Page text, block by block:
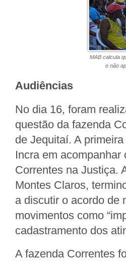
MAB calcula
e não
Audiências
No dia 16, foram
questão da fazenda
de Jequitaí. A
Incra em
Correntes na Justiça.
Montes Claros,
a discutir o acordo de
movimentos como
cadastramento dos
A fazenda Correntes